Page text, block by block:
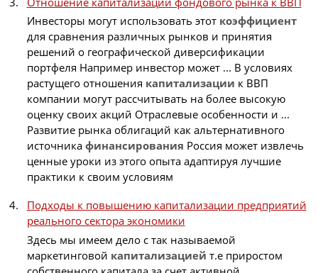
Инвесторы могут использовать этот коэффициент
для сравнения различных рынков и принятия
решений о географической диверсификации
портфеля Например инвестор может ... В условиях
растущего отношения капитализации к ВВП
компании могут рассчитывать на более высокую
оценку своих акций Отраслевые особенности и ...
Развитие рынка облигаций как альтернативного
источника финансирования Россия может извлечь
ценные уроки из этого опыта адаптируя лучшие
практики к своим условиям
Подходы к повышению капитализации предприятий
реального сектора экономики
Здесь мы имеем дело с так называемой
маркетинговой капитализацией т.е приростом